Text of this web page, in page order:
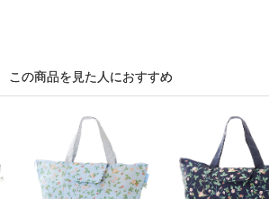
この商品を見た人におすすめ